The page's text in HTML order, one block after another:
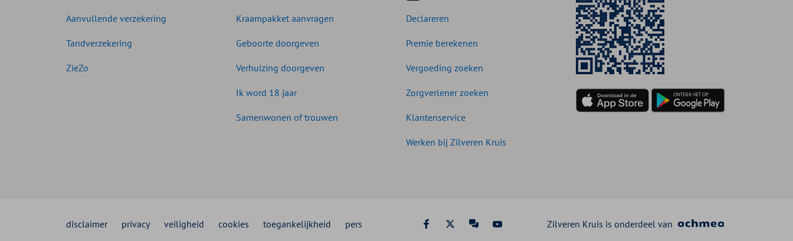
Aanvullende verzekering
Tandverzekering
ZieZo
Kraampakket aanvragen
Geboorte doorgeven
Verhuizing doorgeven
Ik word 18 jaar
Samenwonen of trouwen
Declareren
Premie berekenen
Vergoeding zoeken
Zorgverlener zoeken
Klantenservice
Werken bij Zilveren Kruis
disclaimer privacy veiligheid cookies toegankelijkheid pers Zilveren Kruis is onderdeel van